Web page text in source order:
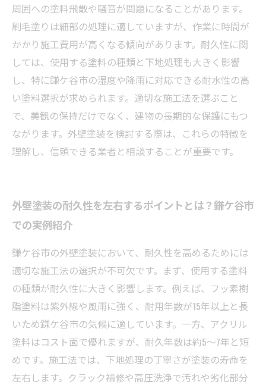
周囲への塗料飛散や騒音が問題になることがあります。
刷毛塗りは細部の処理に適していますが、作業に時間が
かかり施工費用が高くなる傾向があります。耐久性に関
しては、使用する塗料の種類と下地処理も大きく影響
し、特に鎌ケ谷市の湿度や降雨に対応できる耐水性の高
い塗料選択が求められます。適切な施工法を選ぶこと
で、美観の保持だけでなく、建物の長期的な保護にもつ
ながります。外壁塗装を検討する際は、これらの特徴を
理解し、信頼できる業者と相談することが重要です。
外壁塗装の耐久性を左右するポイントとは？鎌ケ谷市
での実例紹介
鎌ケ谷市の外壁塗装において、耐久性を高めるためには
適切な施工法の選択が不可欠です。まず、使用する塗料
の種類が耐久性に大きく影響します。例えば、フッ素樹
脂塗料は紫外線や風雨に強く、耐用年数が15年以上と長
いため鎌ケ谷市の気候に適しています。一方、アクリル
塗料はコスト面で優れますが、耐久年数は約5～7年と短
めです。施工法では、下地処理の丁寧さが塗装の寿命を
左右します。クラック補修や高圧洗浄で汚れや劣化部分